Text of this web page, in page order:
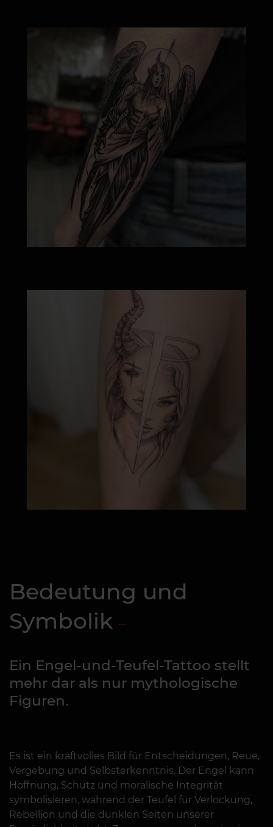
Bedeutung und
Symbolik
Ein Engel-und-Teufel-Tattoo stellt
mehr dar als nur mythologische
Figuren.
Es ist ein kraftvolles Bild für Entscheidungen, Reue,
Vergebung und Selbsterkenntnis. Der Engel kann
Hoffnung, Schutz und moralische Integrität
symbolisieren, während der Teufel für Verlockung,
Rebellion und die dunklen Seiten unserer